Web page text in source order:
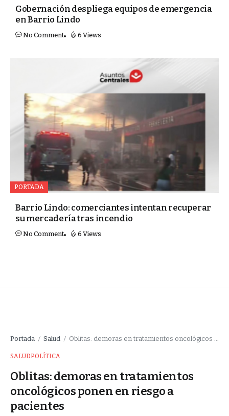
Gobernación despliega equipos de emergencia
en Barrio Lindo
No Comment 6 Views
PORTADA
Barrio Lindo: comerciantes intentan recuperar
su mercadería tras incendio
No Comment 6 Views
Portada / Salud / Oblitas: demoras en tratamientos oncológicos ponen en riesgo a pacientes
SALUDPOLÍTICA
Oblitas: demoras en tratamientos
oncológicos ponen en riesgo a
pacientes